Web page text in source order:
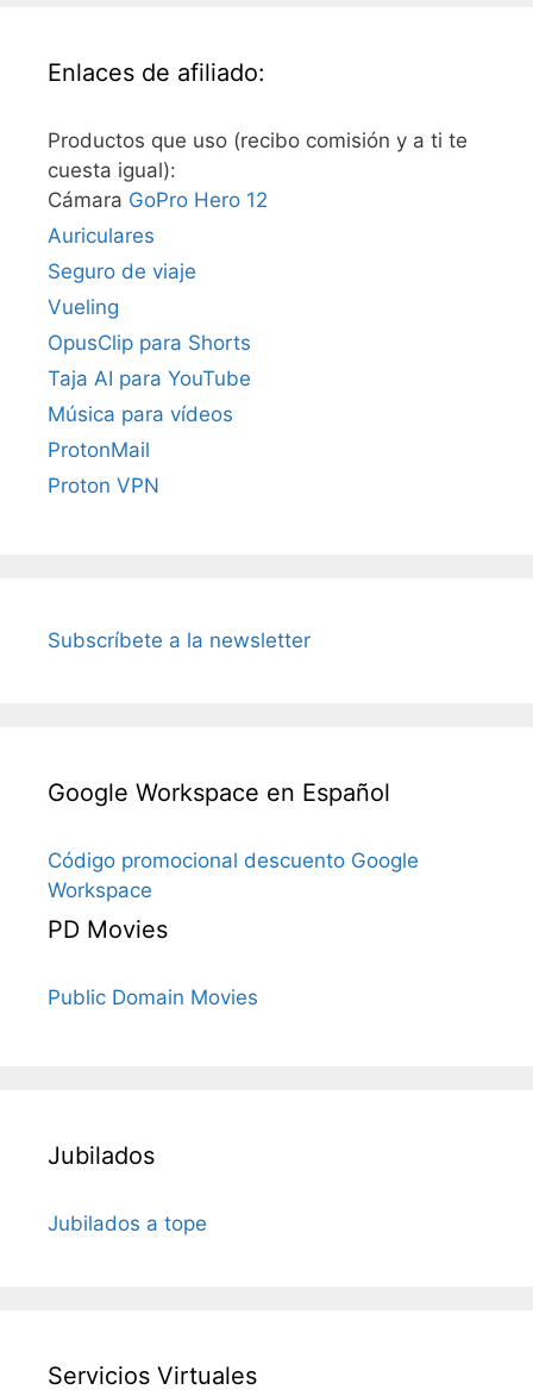
Enlaces de afiliado:
Productos que uso (recibo comisión y a ti te
cuesta igual):
Cámara GoPro Hero 12
Auriculares
Seguro de viaje
Vueling
OpusClip para Shorts
Taja AI para YouTube
Música para vídeos
ProtonMail
Proton VPN
Subscríbete a la newsletter
Google Workspace en Español
Código promocional descuento Google
Workspace
PD Movies
Public Domain Movies
Jubilados
Jubilados a tope
Servicios Virtuales